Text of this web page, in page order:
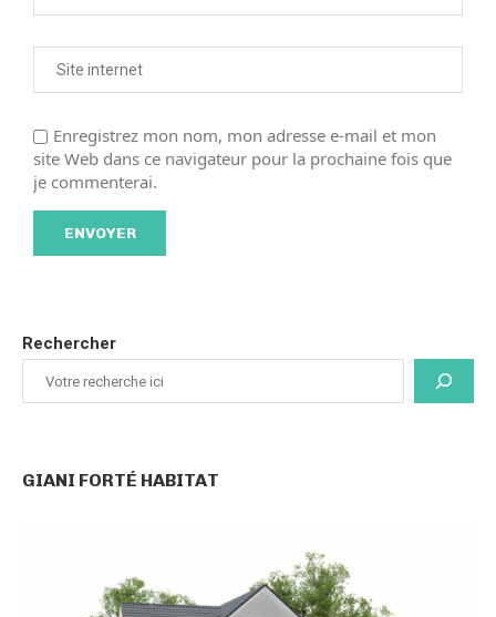
Enregistrez mon nom, mon adresse e-mail et mon
site Web dans ce navigateur pour la prochaine fois que
je commenterai.
Rechercher
GIANI FORTÉ HABITAT